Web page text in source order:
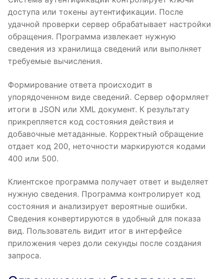
доступа или токены аутентификации. После
удачной проверки сервер обрабатывает настройки
обращения. Программа извлекает нужную
сведения из хранилища сведений или выполняет
требуемые вычисления.
Формирование ответа происходит в
упорядоченном виде сведений. Сервер оформляет
итоги в JSON или XML документ. К результату
прикрепляется код состояния действия и
добавочные метаданные. Корректный обращение
отдает код 200, неточности маркируются кодами
400 или 500.
Клиентское программа получает ответ и выделяет
нужную сведения. Программа контролирует код
состояния и анализирует вероятные ошибки.
Сведения конвертируются в удобный для показа
вид. Пользователь видит итог в интерфейсе
приложения через доли секунды после создания
запроса.